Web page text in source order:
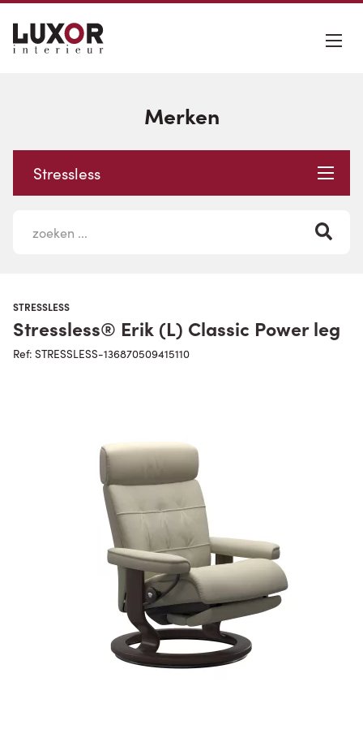
Merken
Stressless
STRESSLESS
Stressless® Erik (L) Classic Power leg
Ref: STRESSLESS-136870509415110